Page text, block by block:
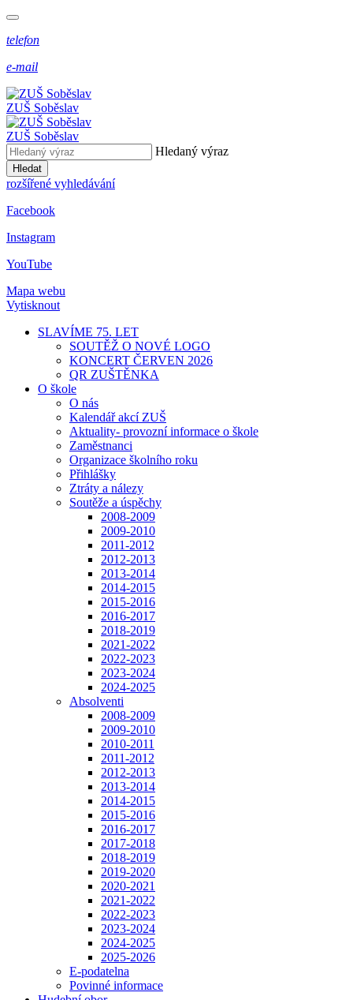
telefon
e-mail
ZUŠ Soběslav
ZUŠ Soběslav
Hledaný výraz
Hledat
rozšířené vyhledávání
Facebook
Instagram
YouTube
Mapa webu
Vytisknout
SLAVÍME 75. LET
SOUTĚŽ O NOVÉ LOGO
KONCERT ČERVEN 2026
QR ZUŠTĚNKA
O škole
O nás
Kalendář akcí ZUŠ
Aktuality- provozní informace o škole
Zaměstnanci
Organizace školního roku
Přihlášky
Ztráty a nálezy
Soutěže a úspěchy
2008-2009
2009-2010
2011-2012
2012-2013
2013-2014
2014-2015
2015-2016
2016-2017
2018-2019
2021-2022
2022-2023
2023-2024
2024-2025
Absolventi
2008-2009
2009-2010
2010-2011
2011-2012
2012-2013
2013-2014
2014-2015
2015-2016
2016-2017
2017-2018
2018-2019
2019-2020
2020-2021
2021-2022
2022-2023
2023-2024
2024-2025
2025-2026
E-podatelna
Povinné informace